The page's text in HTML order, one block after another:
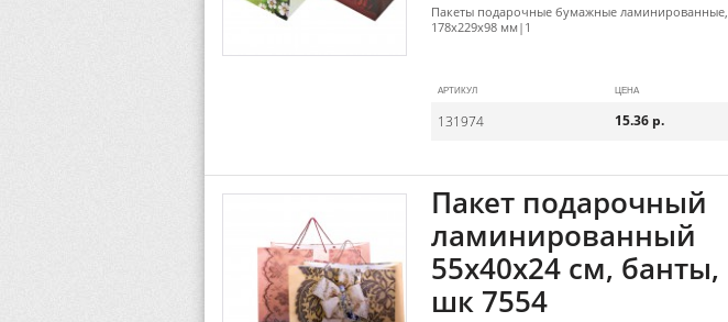
Пакеты подарочные бумажные ламинированные,
178х229х98 мм|1
АРТИКУЛ ЦЕНА
131974 15.36 р.
Пакет подарочный
ламинированный
55х40х24 см, банты,
шк 7554